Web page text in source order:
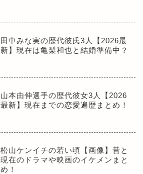
田中みな実の歴代彼氏3人【2026最
新】現在は亀梨和也と結婚準備中？
山本由伸選手の歴代彼女3人【2026
最新】現在までの恋愛遍歴まとめ！
松山ケンイチの若い頃【画像】昔と
現在のドラマや映画のイケメンまと
め！